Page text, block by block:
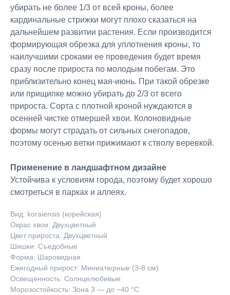
убирать не более 1/3 от всей кроны, более
кардинальные стрижки могут плохо сказаться на
дальнейшем развитии растения. Если производится
формирующая обрезка для уплотнения кроны, то
наилучшими сроками ее проведения будет время
сразу после прироста по молодым побегам. Это
приблизительно конец мая-июнь. При такой обрезке
или прищипке можно убирать до 2/3 от всего
прироста. Сорта с плотной кроной нуждаются в
осенней чистке отмершей хвои. Колоновидные
формы могут страдать от сильных снегопадов,
поэтому осенью ветки прижимают к стволу веревкой.
Применение в ландшафтном дизайне
Устойчива к условиям города, поэтому будет хорошо
смотреться в парках и аллеях.
Вид: koraiensis (корейская)
Окрас хвои: Двухцветный
Цвет прироста: Двухцветный
Шишки: Съедобные
Форма: Шаровидная
Ежегодный прирост: Миниатюрные (3-8 см)
Освещенность: Солнцелюбивые
Морозостойкость: Зона 3 — до −40 °C